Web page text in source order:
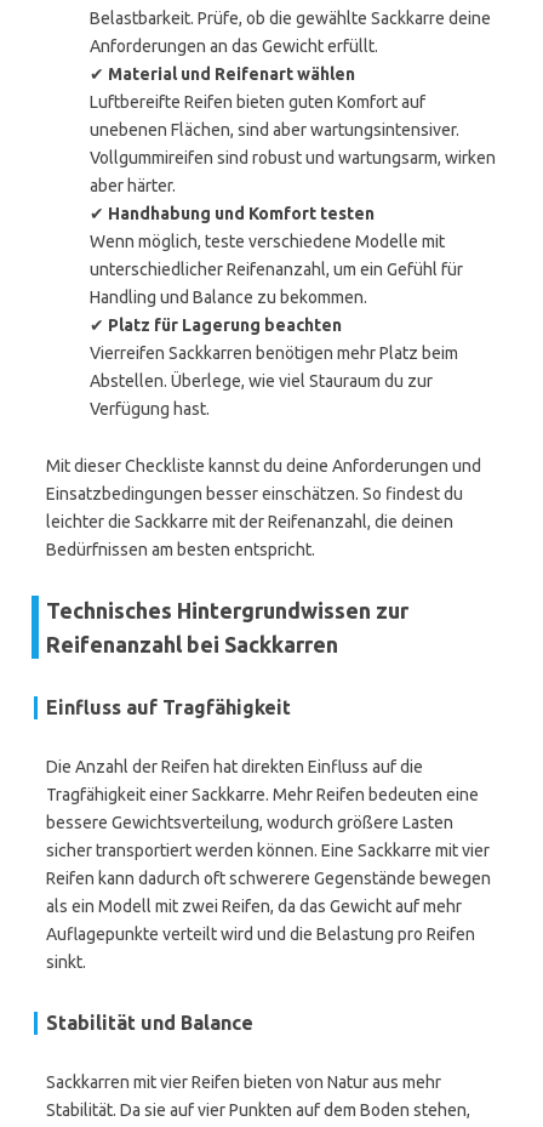
Belastbarkeit. Prüfe, ob die gewählte Sackkarre deine
Anforderungen an das Gewicht erfüllt.
✔ Material und Reifenart wählen
Luftbereifte Reifen bieten guten Komfort auf
unebenen Flächen, sind aber wartungsintensiver.
Vollgummireifen sind robust und wartungsarm, wirken
aber härter.
✔ Handhabung und Komfort testen
Wenn möglich, teste verschiedene Modelle mit
unterschiedlicher Reifenanzahl, um ein Gefühl für
Handling und Balance zu bekommen.
✔ Platz für Lagerung beachten
Vierreifen Sackkarren benötigen mehr Platz beim
Abstellen. Überlege, wie viel Stauraum du zur
Verfügung hast.
Mit dieser Checkliste kannst du deine Anforderungen und
Einsatzbedingungen besser einschätzen. So findest du
leichter die Sackkarre mit der Reifenanzahl, die deinen
Bedürfnissen am besten entspricht.
Technisches Hintergrundwissen zur
Reifenanzahl bei Sackkarren
Einfluss auf Tragfähigkeit
Die Anzahl der Reifen hat direkten Einfluss auf die
Tragfähigkeit einer Sackkarre. Mehr Reifen bedeuten eine
bessere Gewichtsverteilung, wodurch größere Lasten
sicher transportiert werden können. Eine Sackkarre mit vier
Reifen kann dadurch oft schwerere Gegenstände bewegen
als ein Modell mit zwei Reifen, da das Gewicht auf mehr
Auflagepunkte verteilt wird und die Belastung pro Reifen
sinkt.
Stabilität und Balance
Sackkarren mit vier Reifen bieten von Natur aus mehr
Stabilität. Da sie auf vier Punkten auf dem Boden stehen,